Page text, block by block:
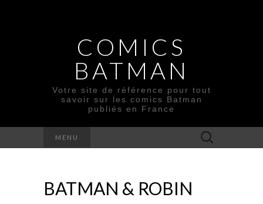
COMICS
BATMAN
Votre site de référence pour tout
savoir sur les comics Batman
publiés en France
MENU Rechercher :
BATMAN & ROBIN